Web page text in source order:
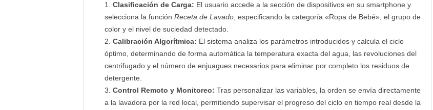
Clasificación de Carga: El usuario accede a la sección de dispositivos en su smartphone y
selecciona la función Receta de Lavado, especificando la categoría «Ropa de Bebé», el grupo de
color y el nivel de suciedad detectado.
Calibración Algorítmica: El sistema analiza los parámetros introducidos y calcula el ciclo
óptimo, determinando de forma automática la temperatura exacta del agua, las revoluciones del
centrifugado y el número de enjuagues necesarios para eliminar por completo los residuos de
detergente.
Control Remoto y Monitoreo: Tras personalizar las variables, la orden se envía directamente
a la lavadora por la red local, permitiendo supervisar el progreso del ciclo en tiempo real desde la